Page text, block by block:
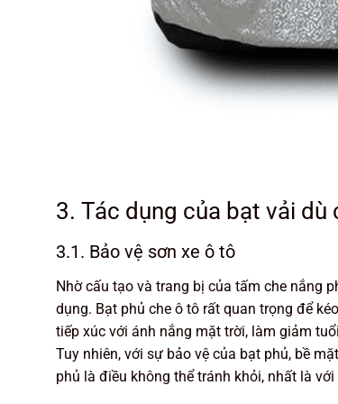
3. Tác dụng của bạt vải dù
3.1. Bảo vệ sơn xe ô tô
Nhờ cấu tạo và trang bị của tấm che nắng
dụng. Bạt phủ che ô tô rất quan trọng để
tiếp xúc với ánh nắng mặt trời, làm giảm
Tuy nhiên, với sự bảo vệ của bạt phủ, bề
phủ là điều không thể tránh khỏi, nhất là